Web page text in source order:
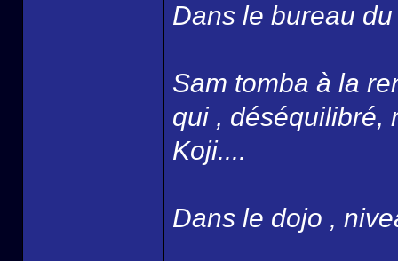
Dans le bureau
Sam tomba à la
qui , déséquilibré,
Koji....
Dans le dojo ,